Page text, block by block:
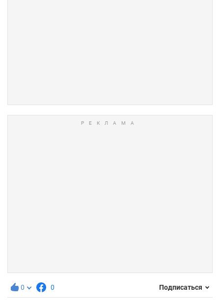
0 0 Подписаться